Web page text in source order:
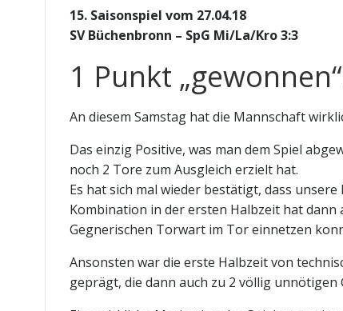
15. Saisonspiel vom 27.04.18
SV Büchenbronn – SpG Mi/La/Kro 3:3
1 Punkt
An diesem Samstag hat die Mannschaft
Das einzig Positive, was man dem Spiel
noch 2 Tore zum Ausgleich erzielt hat.
Es hat sich mal wieder bestätigt, dass
Kombination in der ersten Halbzeit hat
Gegnerischen Torwart im Tor einnetzen
Ansonsten war die erste Halbzeit von
geprägt, die dann auch zu 2 völlig